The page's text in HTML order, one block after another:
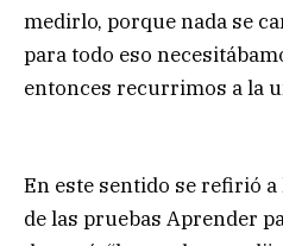
medirlo, porque nada se
para todo eso
entonces recurrimos a la
En este sentido se refirió
de las pruebas Aprender